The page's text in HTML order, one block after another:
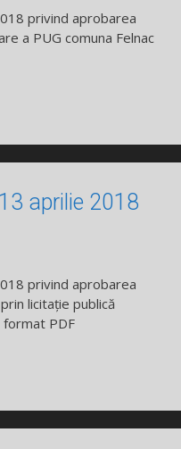
privind aprobarea
a PUG comuna Felnac
aprilie 2018
privind aprobarea
licitație publică
format PDF